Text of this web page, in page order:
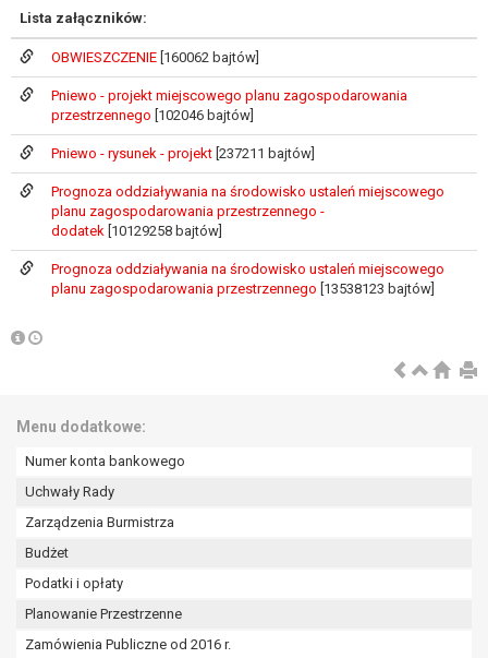
Lista załączników:
OBWIESZCZENIE [160062 bajtów]
Pniewo - projekt miejscowego planu zagospodarowania
przestrzennego [102046 bajtów]
Pniewo - rysunek - projekt [237211 bajtów]
Prognoza oddziaływania na środowisko ustaleń miejscowego
planu zagospodarowania przestrzennego -
dodatek [10129258 bajtów]
Prognoza oddziaływania na środowisko ustaleń miejscowego
planu zagospodarowania przestrzennego [13538123 bajtów]
Menu dodatkowe:
Numer konta bankowego
Uchwały Rady
Zarządzenia Burmistrza
Budżet
Podatki i opłaty
Planowanie Przestrzenne
Zamówienia Publiczne od 2016 r.
przetwarzania danych osobowych, którego
podstawą prawną jest:
niezbędność przetwarzania do
wykonania zadania realizowanego w
interesie publicznym lub w ramach
powierzonej administratorowi bądź
niezbędność przetwarzania do celów
wynikających z prawnie
uzasadnionych interesów
realizowanych przez administratora
lub przez stronę trzecią.
Z przyczyn związanych z Pani/Pana
przetwarzać tych danych osobowych, chyba
wolności osoby, której dane dotyczą, lub
obrony roszczeń.
osobowych odbywa się na podstawie zgody osoby
na przetwarzanie danych osobowych (art. 6 ust. 1
lit a RODO), przysługuje Pani/Panu prawo do